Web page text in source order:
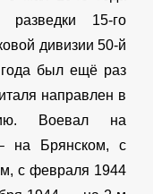
15-го
дивизии 50-й
был ещё раз
направлен в
Воевал на
на Брянском, с
с февраля 1944